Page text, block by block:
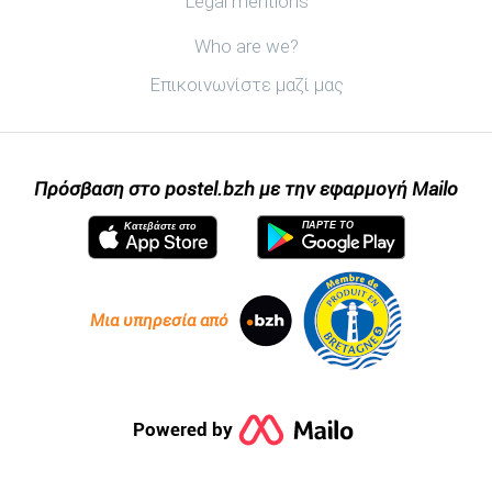
Ανακαλύψτε postel.bzh
Who are we?
Επικοινωνίστε μαζί μας
Πρόσβαση στο postel.bzh με την εφαρμογή Mailo
Κατεβάστε στο ΠΆΡΤΕ ΤΟ
Μια υπηρεσία από
Powered by